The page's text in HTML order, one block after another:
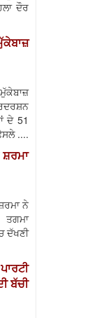
ਦੌਰ
ਦੇ 51
....
ਨੇ
ਤਗਮਾ
ਦੱਖਣੀ
ਬੱਚੀ